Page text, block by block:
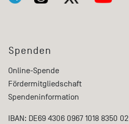
Spenden
Online-Spende
Fördermitgliedschaft
Spendeninformation
IBAN: DE69 4306 0967 1018 8350 02